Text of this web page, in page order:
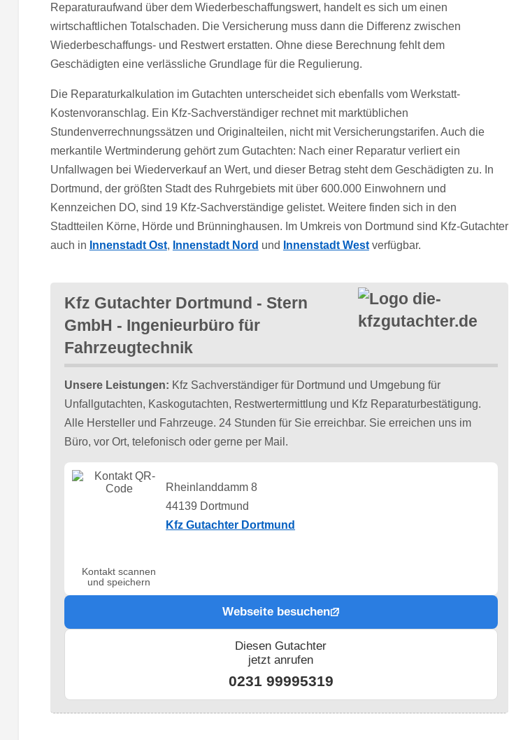
Reparaturaufwand über dem Wiederbeschaffungswert, handelt es sich um einen
wirtschaftlichen Totalschaden. Die Versicherung muss dann die Differenz zwischen
Wiederbeschaffungs- und Restwert erstatten. Ohne diese Berechnung fehlt dem
Geschädigten eine verlässliche Grundlage für die Regulierung.
Die Reparaturkalkulation im Gutachten unterscheidet sich ebenfalls vom Werkstatt-
Kostenvoranschlag. Ein Kfz-Sachverständiger rechnet mit marktüblichen
Stundenverrechnungssätzen und Originalteilen, nicht mit Versicherungstarifen. Auch die
merkantile Wertminderung gehört zum Gutachten: Nach einer Reparatur verliert ein
Unfallwagen bei Wiederverkauf an Wert, und dieser Betrag steht dem Geschädigten zu. In
Dortmund, der größten Stadt des Ruhrgebiets mit über 600.000 Einwohnern und
Kennzeichen DO, sind 19 Kfz-Sachverständige gelistet. Weitere finden sich in den
Stadtteilen Körne, Hörde und Brünninghausen. Im Umkreis von Dortmund sind Kfz-Gutachter
auch in Innenstadt Ost, Innenstadt Nord und Innenstadt Westverfügbar.
Kfz Gutachter Dortmund - Stern
GmbH - Ingenieurbüro für
Fahrzeugtechnik
Unsere Leistungen: Kfz Sachverständiger für Dortmund und Umgebung für
Unfallgutachten, Kaskogutachten, Restwertermittlung und Kfz Reparaturbestätigung.
Alle Hersteller und Fahrzeuge. 24 Stunden für Sie erreichbar. Sie erreichen uns im
Büro, vor Ort, telefonisch oder gerne per Mail.
Kontakt scannen
und speichern
Rheinlanddamm 8
44139 Dortmund
Kfz Gutachter Dortmund
Webseite besuchen
Diesen Gutachter
jetzt anrufen
0231 99995319